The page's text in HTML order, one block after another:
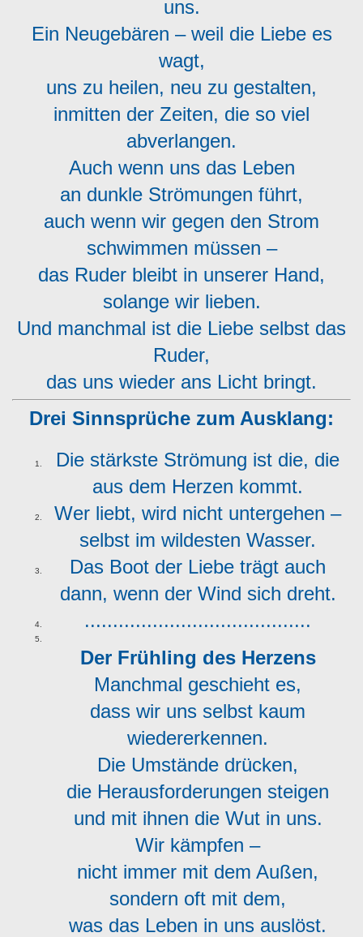
uns.
Ein Neugebären – weil die Liebe es
wagt,
uns zu heilen, neu zu gestalten,
inmitten der Zeiten, die so viel
abverlangen.
Auch wenn uns das Leben
an dunkle Strömungen führt,
auch wenn wir gegen den Strom
schwimmen müssen –
das Ruder bleibt in unserer Hand,
solange wir lieben.
Und manchmal ist die Liebe selbst das
Ruder,
das uns wieder ans Licht bringt.
Drei Sinnsprüche zum Ausklang:
Die stärkste Strömung ist die, die
aus dem Herzen kommt.
Wer liebt, wird nicht untergehen –
selbst im wildesten Wasser.
Das Boot der Liebe trägt auch
dann, wenn der Wind sich dreht.
........................................
Der Frühling des Herzens
Manchmal geschieht es,
dass wir uns selbst kaum
wiedererkennen.
Die Umstände drücken,
die Herausforderungen steigen
und mit ihnen die Wut in uns.
Wir kämpfen –
nicht immer mit dem Außen,
sondern oft mit dem,
was das Leben in uns auslöst.